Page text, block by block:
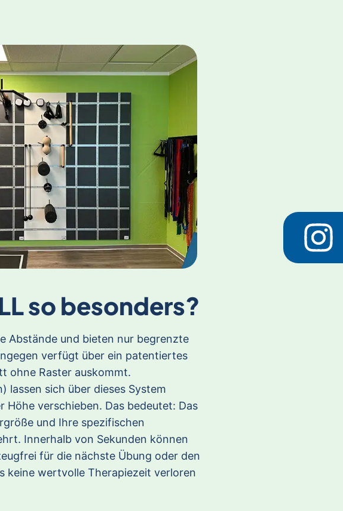
so besonders?
Abstände und bieten nur begrenzte
verfügt über ein patentiertes
ohne Raster auskommt.
lassen sich über dieses System
verschieben. Das bedeutet: Das
und Ihre spezifischen
Innerhalb von Sekunden können
für die nächste Übung oder den
keine wertvolle Therapiezeit verloren